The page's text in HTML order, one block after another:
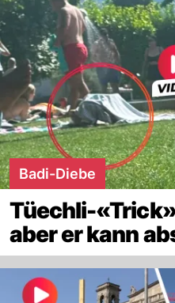
Badi-Diebe
Tüechli-
aber er kann